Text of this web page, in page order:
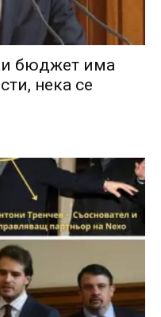
бюджет има
нека се